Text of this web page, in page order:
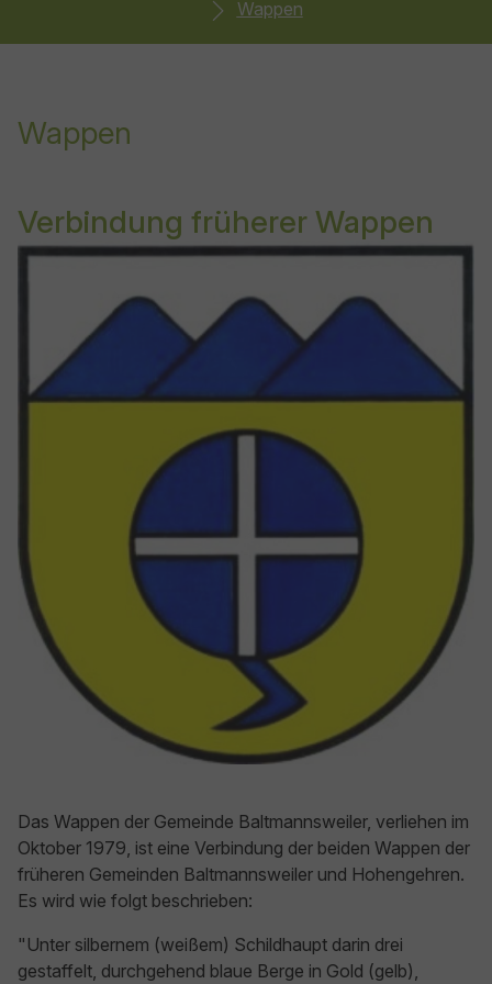
Wappen
Wappen
Verbindung früherer Wappen
Show larger version for:
Das Wappen der Gemeinde Baltmannsweiler, verliehen im
Oktober 1979, ist eine Verbindung der beiden Wappen der
früheren Gemeinden Baltmannsweiler und Hohengehren.
Es wird wie folgt beschrieben:
"Unter silbernem (weißem) Schildhaupt darin drei
gestaffelt, durchgehend blaue Berge in Gold (gelb),